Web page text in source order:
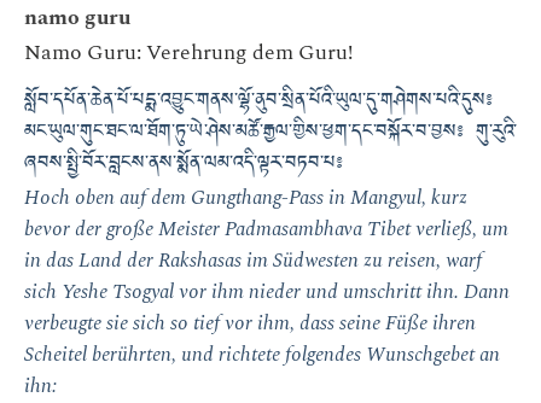
namo guru
Namo Guru: Verehrung dem Guru!
སློབ་དཔོན་ཆེན་པོ་པདྨ་འབྱུང་གནས་ལྷོ་ནུབ་སྲིན་པོའི་ཡུལ་དུ་གཤེགས་པའི་དུས༔
མང་ཡུལ་གུང་ཐང་ལ་ཐོག་ཏུ་ཡེ་ཤེས་མཚོ་རྒྱལ་གྱིས་ཕྱག་དང་བསྐོར་བ་བྱས༔ གུ་རུའི་
ཞབས་སྤྱི་བོར་བླངས་ནས་སྨོན་ལམ་འདི་ལྟར་བཏབ་པ༔
Hoch oben auf dem Gungthang-Pass in Mangyul, kurz
bevor der große Meister Padmasambhava Tibet verließ, um
in das Land der Rakshasas im Südwesten zu reisen, warf
sich Yeshe Tsogyal vor ihm nieder und umschritt ihn. Dann
verbeugte sie sich so tief vor ihm, dass seine Füße ihren
Scheitel berührten, und richtete folgendes Wunschgebet an
ihn: